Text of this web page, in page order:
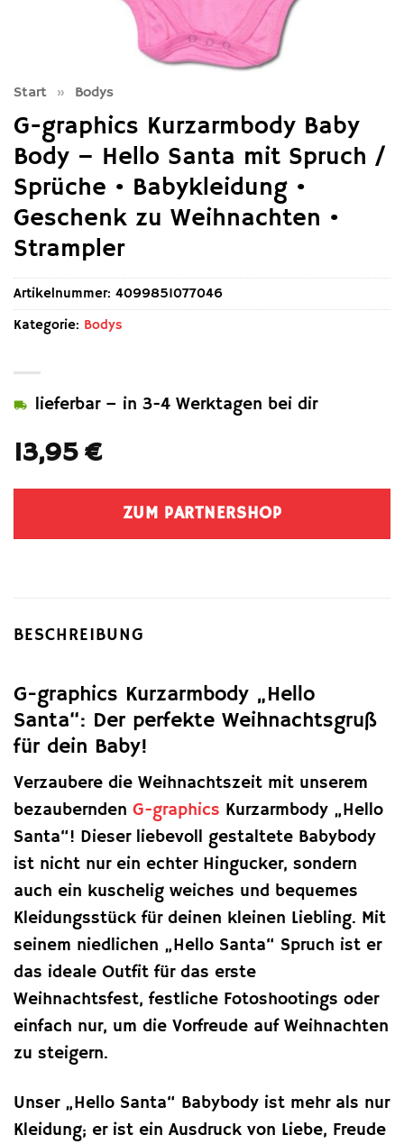
Start » Bodys
G-graphics Kurzarmbody Baby
Body – Hello Santa mit Spruch /
Sprüche • Babykleidung •
Geschenk zu Weihnachten •
Strampler
13,95€
lieferbar – in 3-4 Werktagen bei dir
ZUM PARTNERSHOP
Artikelnummer: 4099851077046
Kategorie: Bodys
BESCHREIBUNG
G-graphics Kurzarmbody „Hello
Santa“: Der perfekte Weihnachtsgruß
für dein Baby!
Verzaubere die Weihnachtszeit mit unserem
bezaubernden G-graphics Kurzarmbody „Hello
Santa“! Dieser liebevoll gestaltete Babybody
ist nicht nur ein echter Hingucker, sondern
auch ein kuschelig weiches und bequemes
Kleidungsstück für deinen kleinen Liebling. Mit
seinem niedlichen „Hello Santa“ Spruch ist er
das ideale Outfit für das erste
Weihnachtsfest, festliche Fotoshootings oder
einfach nur, um die Vorfreude auf Weihnachten
zu steigern.
Unser „Hello Santa“ Babybody ist mehr als nur
Kleidung; er ist ein Ausdruck von Liebe, Freude